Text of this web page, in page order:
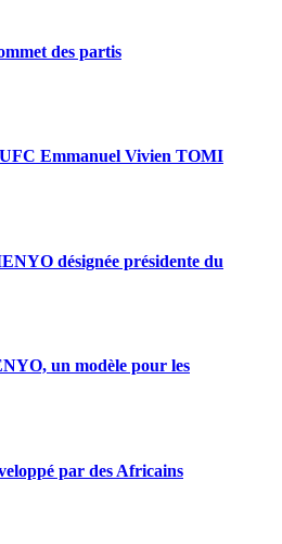
des partis
Emmanuel Vivien TOMI
désignée présidente du
un modèle pour les
par des Africains